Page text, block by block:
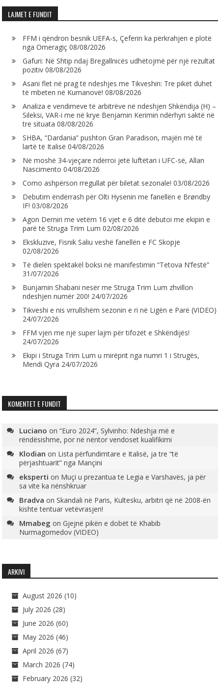
LAJMET E FUNDIT
FFM i qëndron besnik UEFA-s, Çeferin ka përkrahjen e plotë
nga Omeragiç 08/08/2026
Gafuri: Në Shtip ndaj Bregallnicës udhëtojmë për një rezultat
pozitiv 08/08/2026
Asani flet në prag të ndeshjes me Tikveshin: Tre pikët duhet
të mbeten në Kumanovë! 08/08/2026
Analiza e vendimeve të arbitrëve në ndeshjen Shkëndija (H) –
Sileksi, VAR-i me në krye Benjamin Kerimin ndërhyri saktë në
tre situata 08/08/2026
SHBA, “Dardania” pushton Gran Paradison, majën më të
lartë të Italisë 04/08/2026
Në moshë 34-vjeçare ndërroi jetë luftëtari i UFC-së, Allan
Nascimento 04/08/2026
Como ashpërson rregullat për biletat sezonale! 03/08/2026
Debutim ëndërrash për Olti Hysenin me fanellën e Brøndby
IF! 03/08/2026
Agon Demiri me vetëm 16 vjet e 6 ditë debutoi me ekipin e
parë të Struga Trim Lum 02/08/2026
Ekskluzive, Fisnik Saliu veshë fanellën e FC Skopje
02/08/2026
Të dielën spektakël boksi në manifestimin “Tetova N’festë”
31/07/2026
Bunjamin Shabani nesër me Struga Trim Lum zhvillon
ndeshjen numër 200! 24/07/2026
Tikveshi e nis vrrullshëm sezonin e ri në Ligën e Parë (VIDEO)
24/07/2026
FFM vjen me një super lajm për tifozët e Shkëndijës!
24/07/2026
Ekipi i Struga Trim Lum u mirëprit nga numri 1 i Strugës,
Mendi Qyra 24/07/2026
KOMENTET E FUNDIT
Luciano on“Euro 2024”, Sylvinho: Ndeshja më e
rëndësishme, por në nëntor vendoset kualifikimi
Klodian on Lista përfundimtare e Italisë, ja tre “të
përjashtuarit” nga Mançini
eksperti on Muçi u prezantua te Legia e Varshavës, ja për
sa vite ka nënshkruar
Bradva onSkandali në Paris, Kultesku, arbitri që në 2008-ën
kishte tentuar vetëvrasjen!
Mmabeg onGjejnë pikën e dobët të Khabib
Nurmagomedov (VIDEO)
ARKIVI
August 2026 (10)
July 2026 (28)
June 2026 (60)
May 2026 (46)
April 2026 (67)
March 2026 (74)
February 2026 (32)